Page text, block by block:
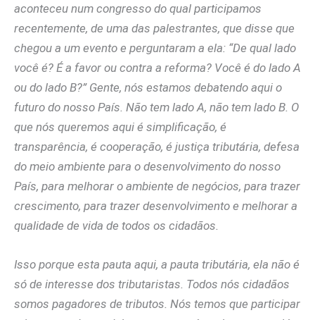
aconteceu num congresso do qual participamos
recentemente, de uma das palestrantes, que disse que
chegou a um evento e perguntaram a ela: “De qual lado
você é? É a favor ou contra a reforma? Você é do lado A
ou do lado B?” Gente, nós estamos debatendo aqui o
futuro do nosso País. Não tem lado A, não tem lado B. O
que nós queremos aqui é simplificação, é
transparência, é cooperação, é justiça tributária, defesa
do meio ambiente para o desenvolvimento do nosso
País, para melhorar o ambiente de negócios, para trazer
crescimento, para trazer desenvolvimento e melhorar a
qualidade de vida de todos os cidadãos.
Isso porque esta pauta aqui, a pauta tributária, ela não é
só de interesse dos tributaristas. Todos nós cidadãos
somos pagadores de tributos. Nós temos que participar